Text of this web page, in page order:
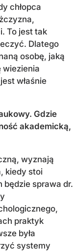
chłopca
To jest tak
Dlatego
osobę, jaką
wiezienia
właśnie
Gdzie
akademicką,
wyznają
kiedy stoi
będzie sprawa dr.
praktyk
była
systemy